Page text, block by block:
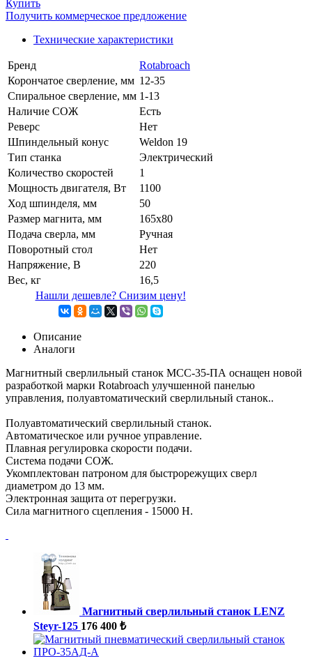
Купить
Получить коммерческое предложение
Технические характеристики
Бренд
Rotabroach
Корончатое сверление, мм 12-35
Спиральное сверление, мм 1-13
Наличие СОЖ
Есть
Реверс
Нет
Шпиндельный конус
Weldon 19
Тип станка
Электрический
Количество скоростей
1
Мощность двигателя, Вт
1100
Ход шпинделя, мм
50
Размер магнита, мм
165x80
Подача сверла, мм
Ручная
Поворотный стол
Нет
Напряжение, В
220
Вес, кг
16,5
Нашли дешевле? Снизим цену!
Описание
Аналоги
Магнитный сверлильный станок МСС-35-ПА оснащен новой
разработкой марки Rotabroach улучшенной панелью
управления, полуавтоматический сверлильный станок..
Полуавтоматический сверлильный станок.
Автоматическое или ручное управление.
Плавная регулировка скорости подачи.
Система подачи СОЖ.
Укомплектован патроном для быстрорежущих сверл
диаметром до 13 мм.
Электронная защита от перегрузки.
Сила магнитного сцепления - 15000 Н.
Магнитный сверлильный станок LENZ
Steyr-125 176 400 ₺